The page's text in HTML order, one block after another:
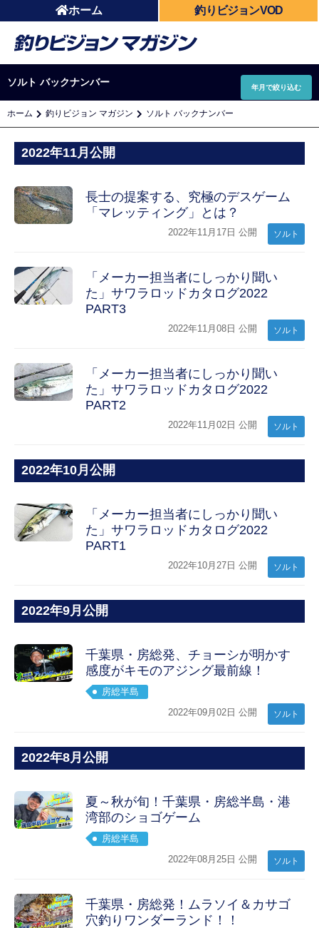
ホーム 釣りビジョンVOD
ソルト バックナンバー 年月で絞り込む
ホーム 釣りビジョン マガジン ソルト バックナンバー
2022年11月公開
長士の提案する、究極のデスゲーム
「マレッティング」とは？
ソルト
2022年11月17日 公開
「メーカー担当者にしっかり聞い
た」サワラロッドカタログ2022
PART3
ソルト
2022年11月08日 公開
「メーカー担当者にしっかり聞い
た」サワラロッドカタログ2022
PART2
ソルト
2022年11月02日 公開
2022年10月公開
「メーカー担当者にしっかり聞い
た」サワラロッドカタログ2022
PART1
ソルト
2022年10月27日 公開
2022年9月公開
千葉県・房総発、チョーシが明かす
感度がキモのアジング最前線！
房総半島
ソルト
2022年09月02日 公開
2022年8月公開
夏～秋が旬！千葉県・房総半島・港
湾部のショゴゲーム
房総半島
ソルト
2022年08月25日 公開
千葉県・房総発！ムラソイ＆カサゴ
穴釣りワンダーランド！！